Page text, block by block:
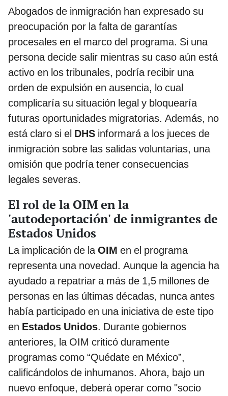
Abogados de inmigración han expresado su
preocupación por la falta de garantías
procesales en el marco del programa. Si una
persona decide salir mientras su caso aún está
activo en los tribunales, podría recibir una
orden de expulsión en ausencia, lo cual
complicaría su situación legal y bloquearía
futuras oportunidades migratorias. Además, no
está claro si el DHS informará a los jueces de
inmigración sobre las salidas voluntarias, una
omisión que podría tener consecuencias
legales severas.
El rol de la OIM en la
'autodeportación' de inmigrantes de
Estados Unidos
La implicación de la OIM en el programa
representa una novedad. Aunque la agencia ha
ayudado a repatriar a más de 1,5 millones de
personas en las últimas décadas, nunca antes
había participado en una iniciativa de este tipo
en Estados Unidos. Durante gobiernos
anteriores, la OIM criticó duramente
programas como “Quédate en México”,
calificándolos de inhumanos. Ahora, bajo un
nuevo enfoque, deberá operar como "socio